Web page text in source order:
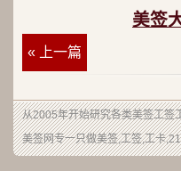
美签
« 上一篇
从2005年开始研究各类美签工签
美签网专一只做美签,工签,工卡